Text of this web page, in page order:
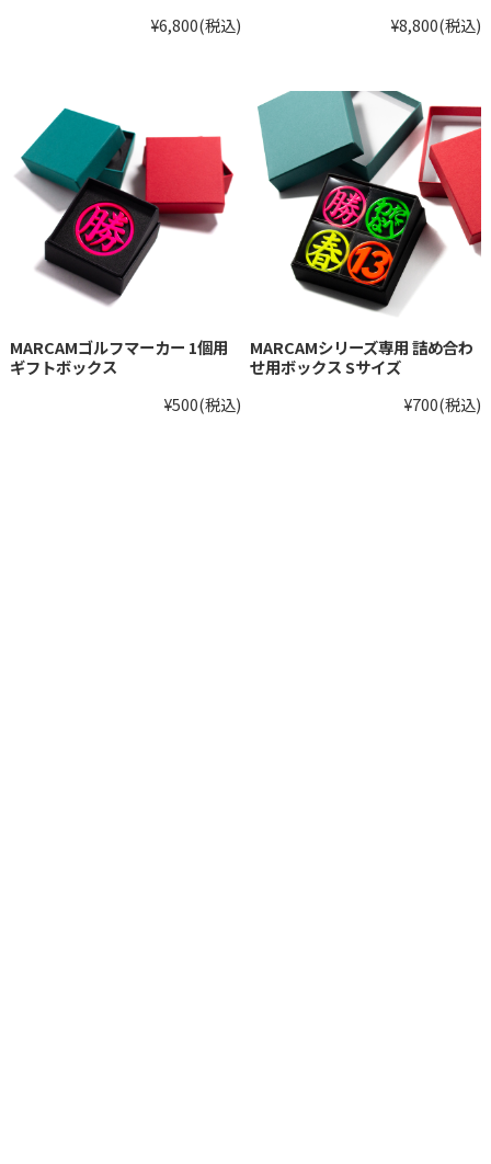
¥6,800(税込)
¥8,800(税込)
MARCAMゴルフマーカー 1個用
ギフトボックス
¥500(税込)
MARCAMシリーズ専用 詰め合わ
せ用ボックス Sサイズ
¥700(税込)